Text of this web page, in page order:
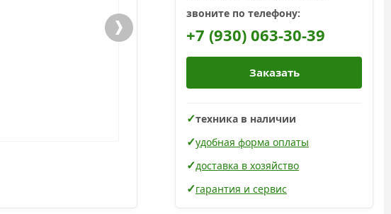
звоните по телефону:
+7 (930) 063-30-39
Заказать
техника в наличии
удобная форма оплаты
доставка в хозяйство
гарантия и сервис